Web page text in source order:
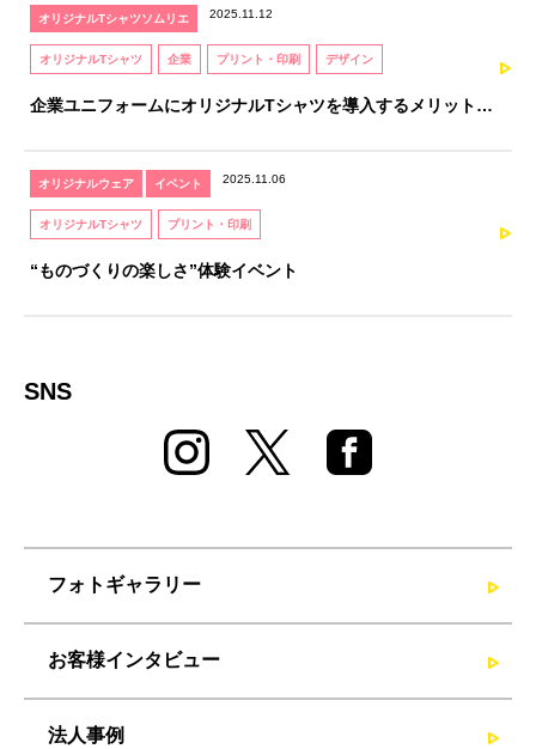
オリジナルTシャツソムリエ 2025.11.12
オリジナルTシャツ 企業 プリント・印刷 デザイン
企業ユニフォームにオリジナルTシャツを導入するメリットと
オリジナルウェア イベント 2025.11.06
オリジナルTシャツ プリント・印刷
“ものづくりの楽しさ”体験イベント
SNS
フォトギャラリー
お客様インタビュー
法人事例